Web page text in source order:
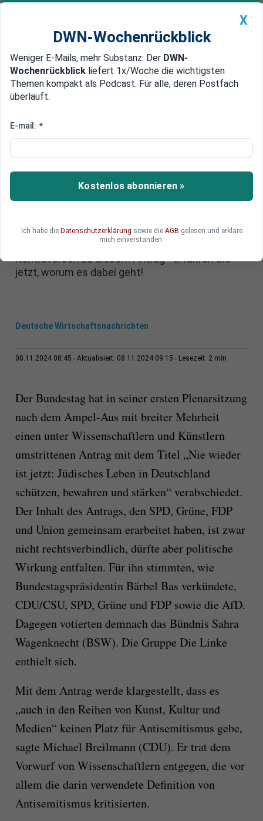
Newsticker MEIN DWN: Geldanlage Premium
Edelmetalle DWN-Magazin China
Bundestag beschließt Antrag zu
Antisemitismus
Erste Plenarsitzung nach dem Ampel-Aus: Ein
Antrag zum Schutz jüdischen Lebens findet eine
Antisemitismus anfängt und wie man ihm einen
Riegel vorschiebt. Allerdings gibt es einige
Kontroversen zu diesem Antrag - erfahren Sie
jetzt, worum es dabei geht!
Deutsche Wirtschaftsnachrichten
08.11.2024 08:45 Aktualisiert: 08.11.2024 09:15 Lesezeit: 2 min
Der Bundestag hat in seiner ersten Plenarsitzung
nach dem Ampel-Aus mit breiter Mehrheit
einen unter Wissenschaftlern und Künstlern
umstrittenen Antrag mit dem Titel „Nie wieder
ist jetzt: Jüdisches Leben in Deutschland
schützen, bewahren und stärken“ verabschiedet.
Der Inhalt des Antrags, den SPD, Grüne, FDP
und Union gemeinsam erarbeitet haben, ist zwar
nicht rechtsverbindlich, dürfte aber politische
Wirkung entfalten. Für ihn stimmten, wie
Bundestagspräsidentin Bärbel Bas verkündete,
CDU/CSU, SPD, Grüne und FDP sowie die AfD.
Dagegen votierten demnach das Bündnis Sahra
Wagenknecht (BSW). Die Gruppe Die Linke
enthielt sich.
Mit dem Antrag werde klargestellt, dass es
„auch in den Reihen von Kunst, Kultur und
Medien“ keinen Platz für Antisemitismus gebe,
sagte Michael Breilmann (CDU). Er trat dem
Vorwurf von Wissenschaftlern entgegen, die vor
allem die darin verwendete Definition von
Antisemitismus kritisierten.
X
DWN-Wochenrückblick
Weniger E-Mails, mehr Substanz: Der DWN-
Wochenrückblick liefert 1x/Woche die wichtigsten
Themen kompakt als Podcast. Für alle, deren Postfach
überläuft.
E-mail: *
Kostenlos abonnieren »
Ich habe die Datenschutzerklärung sowie die AGB gelesen und erkläre
mich einverstanden.